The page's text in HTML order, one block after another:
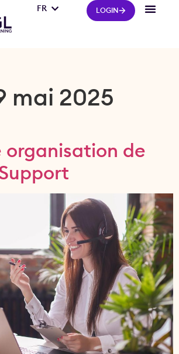
LOGIN
FR
IT
mai 2025
organisation de